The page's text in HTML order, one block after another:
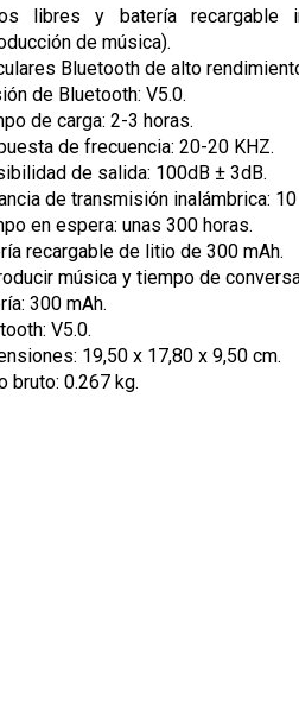
libres y batería recargable
de música).
Bluetooth de alto
de Bluetooth: V5.0.
de carga: 2-3 horas.
de frecuencia: 20-20 KHZ.
de salida: 100dB ± 3dB.
de transmisión inalámbrica: 10
en espera: unas 300 horas.
recargable de litio de 300 mAh.
música y tiempo de
300 mAh.
V5.0.
19,50 x 17,80 x 9,50 cm.
bruto: 0.267 kg.